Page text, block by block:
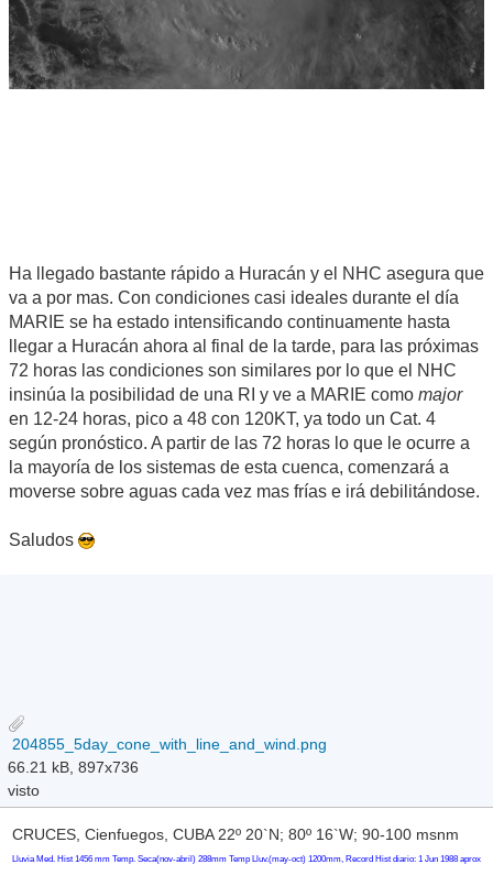
Ha llegado bastante rápido a Huracán y el NHC asegura que
va a por mas. Con condiciones casi ideales durante el día
MARIE se ha estado intensificando continuamente hasta
llegar a Huracán ahora al final de la tarde, para las próximas
72 horas las condiciones son similares por lo que el NHC
insinúa la posibilidad de una RI y ve a MARIE como major
en 12-24 horas, pico a 48 con 120KT, ya todo un Cat. 4
según pronóstico. A partir de las 72 horas lo que le ocurre a
la mayoría de los sistemas de esta cuenca, comenzará a
moverse sobre aguas cada vez mas frías e irá debilitándose.
Saludos
204855_5day_cone_with_line_and_wind.png
66.21 kB, 897x736
visto
CRUCES, Cienfuegos, CUBA 22º 20`N; 80º 16`W; 90-100 msnm
Lluvia Med. Hist 1456 mm Temp. Seca(nov-abril) 288mm Temp Lluv.(may-oct) 1200mm, Record Hist diario: 1 Jun 1988 aprox